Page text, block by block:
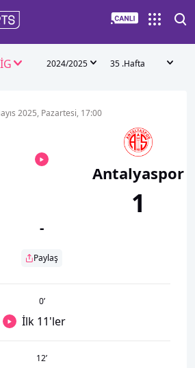
2024/2025 35 .Hafta
2025, Pazartesi, 17:00
-
Paylaş
Antalyaspor
1
0’
İlk 11'ler
12’